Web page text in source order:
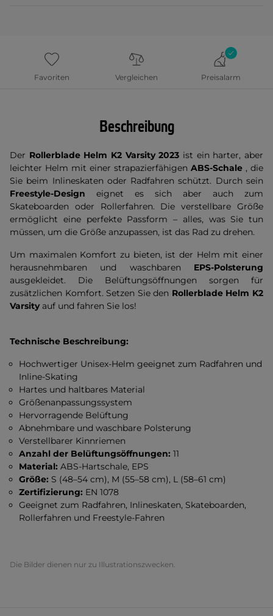
Favoriten Vergleichen Preisalarm
Beschreibung
Der Rollerblade Helm K2 Varsity 2023 ist ein harter, aber
leichter Helm mit einer strapazierfähigen ABS-Schale , die
Sie beim Inlineskaten oder Radfahren schützt. Durch sein
Freestyle-Design eignet es sich aber auch zum
Skateboarden oder Rollerfahren. Die verstellbare Größe
ermöglicht eine perfekte Passform – alles, was Sie tun
müssen, um die Größe anzupassen, ist das Rad zu drehen.
Um maximalen Komfort zu bieten, ist der Helm mit einer
herausnehmbaren und waschbaren EPS-Polsterung
ausgekleidet. Die Belüftungsöffnungen sorgen für
zusätzlichen Komfort. Setzen Sie den Rollerblade Helm K2
Varsityauf und fahren Sie los!
Technische Beschreibung:
Hochwertiger Unisex-Helm geeignet zum Radfahren und
Inline-Skating
Hartes und haltbares Material
Größenanpassungssystem
Hervorragende Belüftung
Abnehmbare und waschbare Polsterung
Verstellbarer Kinnriemen
Anzahl der Belüftungsöffnungen: 11
Material: ABS-Hartschale, EPS
Größe: S (48–54 cm), M (55–58 cm), L (58–61 cm)
Zertifizierung: EN 1078
Geeignet zum Radfahren, Inlineskaten, Skateboarden,
Rollerfahren und Freestyle-Fahren
Die Bilder dienen nur zu Illustrationszwecken.